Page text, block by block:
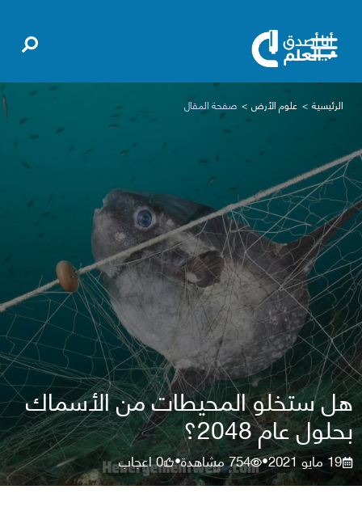
الرئيسية علوم الأرض صفحة المقال
هل ستخلو المحيطات من الأسماك
بحلول عام 2048؟
19 مايو 2021 •
754مشاهدة•
0اعجاب